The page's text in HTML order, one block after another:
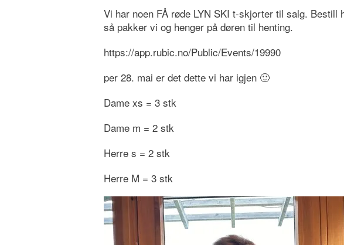
Vi har noen FÅ røde LYN SKI t-skjorter til salg.
så pakker vi og henger på døren til henting.
https://app.rubic.no/Public/Events/19990
per 28. mai er det dette vi har igjen 🙂
Dame xs = 3 stk
Dame m = 2 stk
Herre s = 2 stk
Herre M = 3 stk